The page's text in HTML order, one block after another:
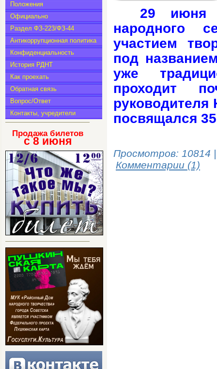
Положения
Официально
Раздел ФЗ-223/ФЗ-44
Антикоррупционная политика
Конфиденциальность
История РДНТ
Как проехать
Обратная связь
Вопрос/Ответ
Контакты, учредители
Продажа билетов
с 8 июня
29 июня
народного
участием
под
уже
проходит
посвящался
Просмотров: 10814
Комментарии (1)